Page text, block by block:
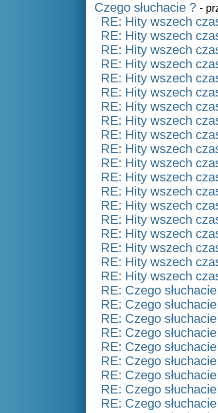
Czego słuchacie ? -
RE: Hity wszech
RE: Hity wszech
RE: Hity wszech
RE: Hity wszech
RE: Hity wszech
RE: Hity wszech
RE: Hity wszech
RE: Hity wszech
RE: Hity wszech
RE: Hity wszech
RE: Hity wszech
RE: Hity wszech
RE: Hity wszech
RE: Hity wszech
RE: Hity wszech
RE: Hity wszech
RE: Hity wszech
RE: Hity wszech
RE: Hity wszech
RE: Czego
RE: Czego
RE: Czego
RE: Czego
RE: Czego
RE: Czego
RE: Czego
RE: Czego
RE: Czego